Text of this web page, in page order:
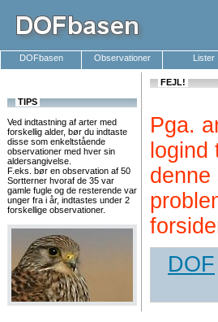
DOFbasen Observationer Lister
TIPS
Ved indtastning af arter med
forskellig alder, bør du indtaste
disse som enkeltstående
observationer med hver sin
aldersangivelse.
F.eks. bør en observation af 50
Sortterner hvoraf de 35 var
gamle fugle og de resterende var
unger fra i år, indtastes under 2
forskellige observationer.
FEJL!
Pga.
denne
DOF